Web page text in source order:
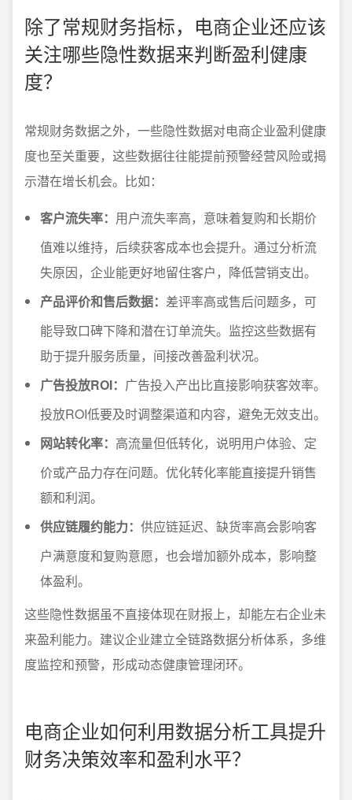
除了常规财务指标，电商企业还应该
关注哪些隐性数据来判断盈利健康
度？
常规财务数据之外，一些隐性数据对电商企业盈利健康
度也至关重要，这些数据往往能提前预警经营风险或揭
示潜在增长机会。比如：
客户流失率： 用户流失率高，意味着复购和长期价
值难以维持，后续获客成本也会提升。通过分析流
失原因，企业能更好地留住客户，降低营销支出。
产品评价和售后数据： 差评率高或售后问题多，可
能导致口碑下降和潜在订单流失。监控这些数据有
助于提升服务质量，间接改善盈利状况。
广告投放ROI： 广告投入产出比直接影响获客效率。
投放ROI低要及时调整渠道和内容，避免无效支出。
网站转化率： 高流量但低转化，说明用户体验、定
价或产品力存在问题。优化转化率能直接提升销售
额和利润。
供应链履约能力： 供应链延迟、缺货率高会影响客
户满意度和复购意愿，也会增加额外成本，影响整
体盈利。
这些隐性数据虽不直接体现在财报上，却能左右企业未
来盈利能力。建议企业建立全链路数据分析体系，多维
度监控和预警，形成动态健康管理闭环。
电商企业如何利用数据分析工具提升
财务决策效率和盈利水平？